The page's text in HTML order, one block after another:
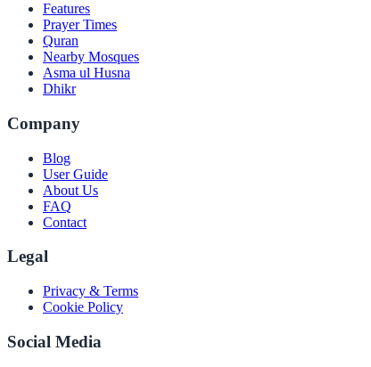
Features
Prayer Times
Quran
Nearby Mosques
Asma ul Husna
Dhikr
Company
Blog
User Guide
About Us
FAQ
Contact
Legal
Privacy & Terms
Cookie Policy
Social Media